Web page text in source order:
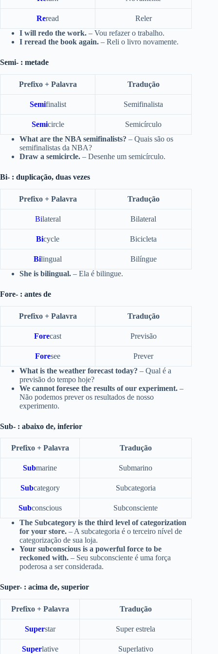
Reread
Reler
I will redo the work. – Vou refazer o trabalho.
I reread the book again. – Reli o livro novamente.
Semi- : metade
Prefixo + Palavra Tradução
Semifinalist Semifinalista
Semicircle
Semicírculo
What are the NBA semifinalists? – Quais são os
semifinalistas da NBA?
Draw a semicircle. – Desenhe um semicírculo.
Bi- : duplicação, duas vezes
Prefixo + Palavra Tradução
Bilateral Bilateral
Bicycle Bicicleta
Bilingual
Bilíngue
She is bilingual. – Ela é bilingue.
Fore- : antes de
Prefixo + Palavra Tradução
Forecast Previsão
Foresee
Prever
What is the weather forecast today? – Qual é a
previsão do tempo hoje?
We cannot foresee the results of our experiment. –
Não podemos prever os resultados de nosso
experimento.
Sub- : abaixo de, inferior
Prefixo + Palavra Tradução
Submarine Submarino
Subcategory Subcategoria
Subconscious
Subconsciente
The Subcategory is the third level of categorization
for your store. – A subcategoria é o terceiro nível de
categorização de sua loja.
Your subconscious is a powerful force to be
reckoned with. – Seu subconsciente é uma força
poderosa a ser considerada.
Super- : acima de, superior
Prefixo + Palavra Tradução
Superstar Super estrela
Superlative
Superlativo